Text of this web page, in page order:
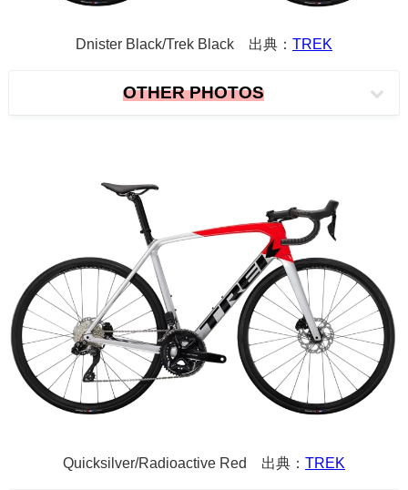
Dnister Black/Trek Black 出典： TREK
OTHER PHOTOS
Quicksilver/Radioactive Red 出典： TREK